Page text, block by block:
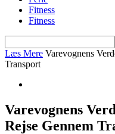
Fitness
Fitness
Læs Mere Varevognens
Transport
Varevognens
Rejse Gennem